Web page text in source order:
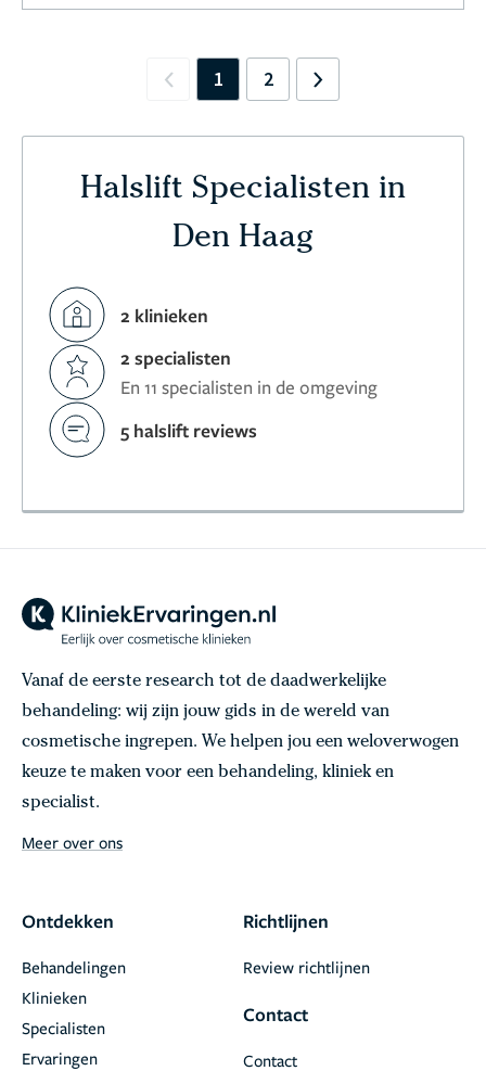
Previous
1 2 Next
Halslift Specialisten in
Den Haag
2 klinieken
2 specialisten
En 11 specialisten in de omgeving
5 halslift reviews
Vanaf de eerste research tot de daadwerkelijke
behandeling: wij zijn jouw gids in de wereld van
cosmetische ingrepen. We helpen jou een weloverwogen
keuze te maken voor een behandeling, kliniek en
specialist.
Meer over ons
Ontdekken
Behandelingen
Klinieken
Specialisten
Ervaringen
Richtlijnen
Review richtlijnen
Contact
Contact